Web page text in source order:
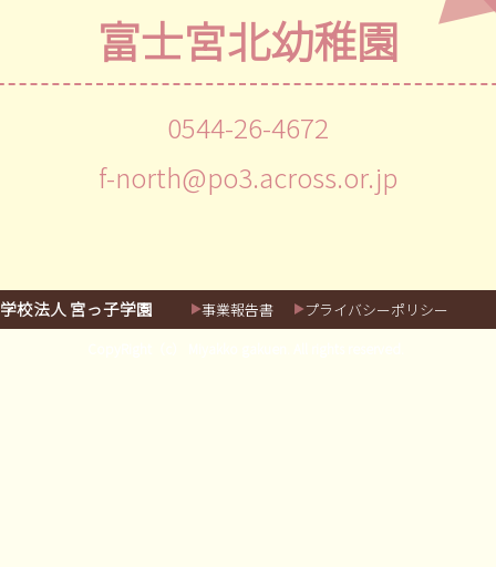
富士宮北幼稚園
0544-26-4672
f-north@po3.across.or.jp
学校法人 宮っ子学園 事業報告書 プライバシーポリシー